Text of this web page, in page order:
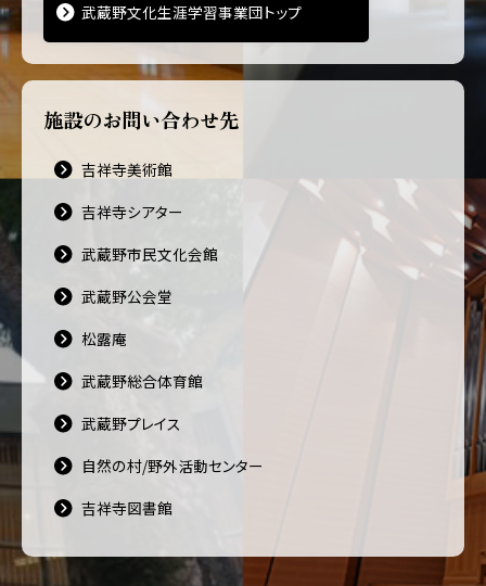
武蔵野文化生涯学習事業団トップ
施設のお問い合わせ先
吉祥寺美術館
吉祥寺シアター
武蔵野市民文化会館
武蔵野公会堂
松露庵
武蔵野総合体育館
武蔵野プレイス
自然の村/野外活動センター
吉祥寺図書館